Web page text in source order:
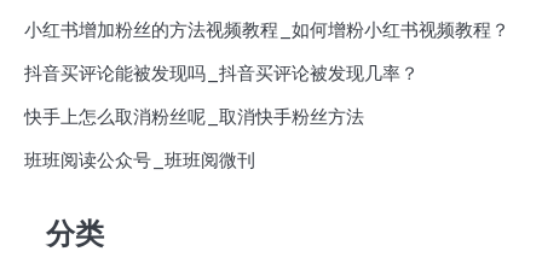
小红书增加粉丝的方法视频教程_如何增粉小红书视频教程？
抖音买评论能被发现吗_抖音买评论被发现几率？
快手上怎么取消粉丝呢_取消快手粉丝方法
班班阅读公众号_班班阅微刊
分类